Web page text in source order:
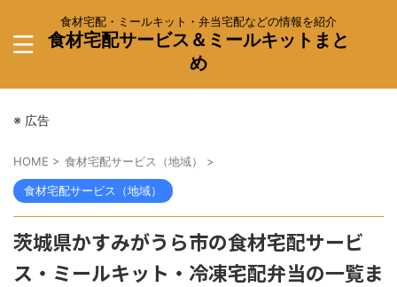
食材宅配・ミールキット・弁当宅配などの情報を紹介
食材宅配サービス＆ミールキットまと
め
※ 広告
HOME > 食材宅配サービス（地域） >
食材宅配サービス（地域）
茨城県かすみがうら市の食材宅配サービ
ス・ミールキット・冷凍宅配弁当の一覧ま